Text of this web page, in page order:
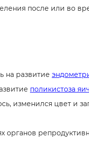
после или во
на развитие
поликистоза
изменился цвет и
органов